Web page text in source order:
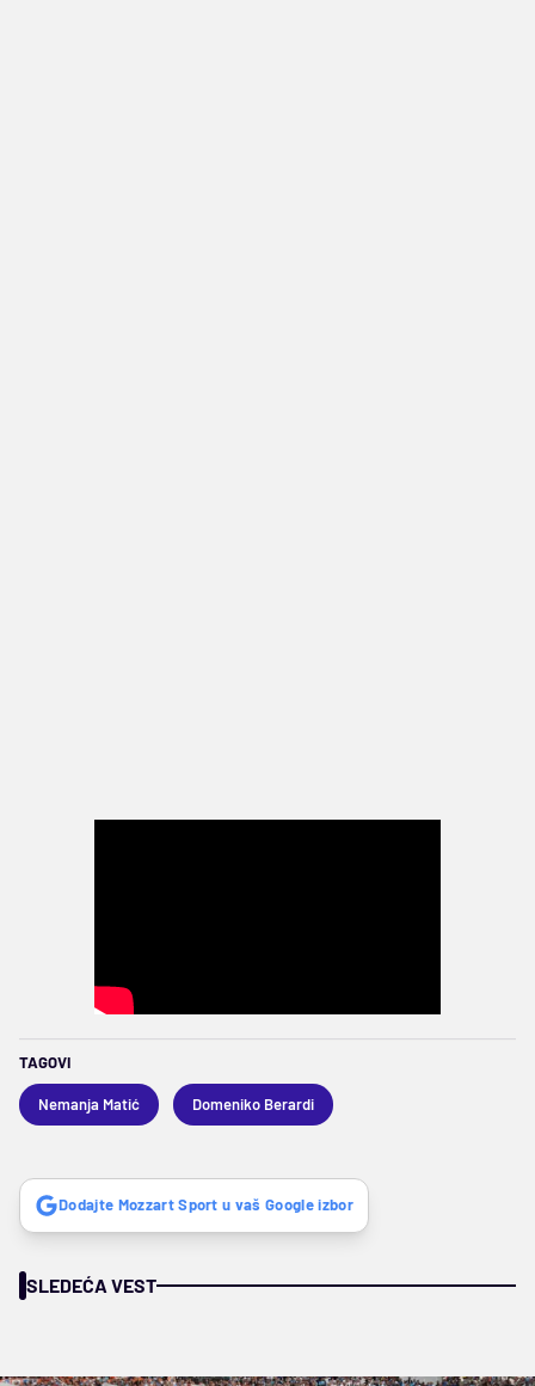
TAGOVI
Nemanja Matić Domeniko Berardi
Dodajte Mozzart Sport u vaš Google izbor
SLEDEĆA VEST